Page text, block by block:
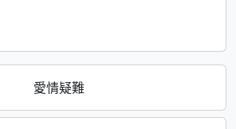
愛情疑難